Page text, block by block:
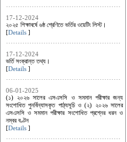
17-12-2024
২০২৫ শিক্ষাবর্ষে ৬ষ্ঠ শ্রেণিতে ভর্তির ওয়েটিং লিস্ট।
[Details ]
17-12-2024
ভর্তি সংক্রান্ত তথ্য।
[Details ]
06-01-2025
(১) ২০২৬ সালের এসএসসি ও সমমান পরীক্ষার জন্য
সংশোধিত পুনর্বিন্যাসকৃত পাঠ্যসূচি ও (২) ২০২৬ সালের
এসএসসি ও সমমান পরীক্ষার সংশোধিত প্রশ্নের ধরন ও
নম্বর বণ্টন
[Details ]